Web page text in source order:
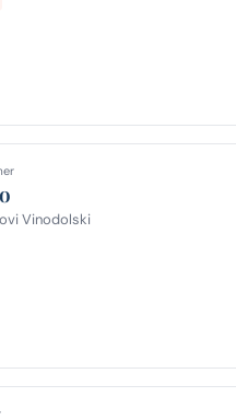
Vinodolski